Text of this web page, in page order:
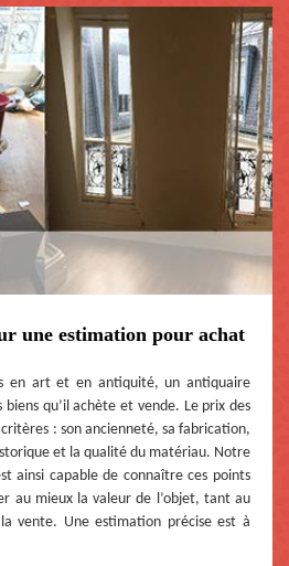
une estimation pour achat
en art et en antiquité, un antiquaire
qu’il achète et vende. Le prix des
: son ancienneté, sa fabrication,
et la qualité du matériau. Notre
ainsi capable de connaître ces points
au mieux la valeur de l’objet, tant au
vente. Une estimation précise est à